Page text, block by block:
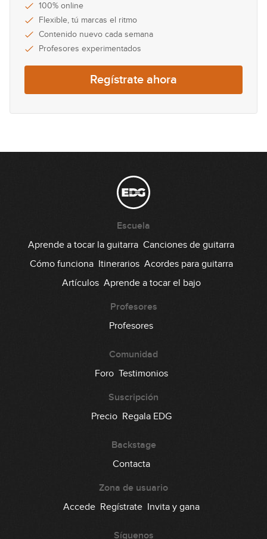
43
01:19:11
acordes no diatónicos
100% online
Flexible, tú marcas el ritmo
Contenido nuevo cada semana
Profesores experimentados
Regístrate ahora
Escuela
Aprende a tocar la guitarra Canciones de guitarra
Cómo funciona Itinerarios Acordes para guitarra
Artículos Aprende a tocar el bajo
Profesores
Profesores
Comunidad
Foro Testimonios
Suscripción
Precio Regala EDG
Backstage
Contacta
Zona de usuario
Accede Regístrate Invita y gana
Síguenos